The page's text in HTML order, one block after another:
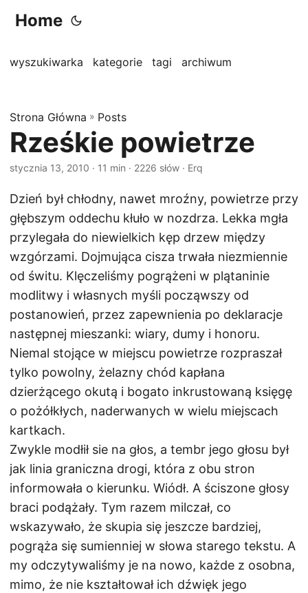
Home
wyszukiwarka kategorie tagi archiwum
Strona Główna » Posts
Rześkie powietrze
stycznia 13, 2010 · 11 min · 2226 słów · Erq
Dzień był chłodny, nawet mroźny, powietrze przy
głębszym oddechu kłuło w nozdrza. Lekka mgła
przylegała do niewielkich kęp drzew między
wzgórzami. Dojmująca cisza trwała niezmiennie
od świtu. Klęczeliśmy pogrążeni w plątaninie
modlitwy i własnych myśli począwszy od
postanowień, przez zapewnienia po deklaracje
następnej mieszanki: wiary, dumy i honoru.
Niemal stojące w miejscu powietrze rozpraszał
tylko powolny, żelazny chód kapłana
dzierżącego okutą i bogato inkrustowaną księgę
o pożółkłych, naderwanych w wielu miejscach
kartkach.
Zwykle modłił sie na głos, a tembr jego głosu był
jak linia graniczna drogi, która z obu stron
informowała o kierunku. Wiódł. A ściszone głosy
braci podążały. Tym razem milczał, co
wskazywało, że skupia się jeszcze bardziej,
pogrąża się sumienniej w słowa starego tekstu. A
my odczytywaliśmy je na nowo, każde z osobna,
mimo, że nie kształtował ich dźwięk jego